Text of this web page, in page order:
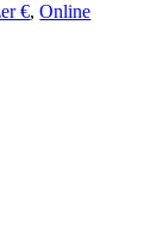
€,Online